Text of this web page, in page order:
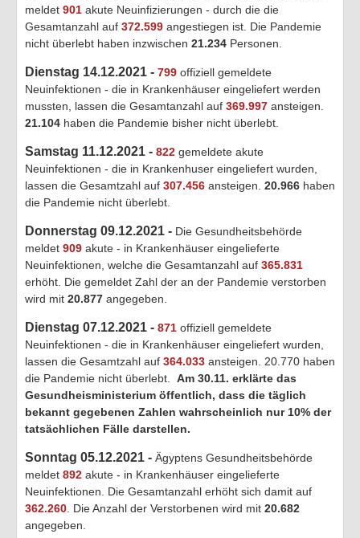
meldet 901 akute Neuinfizierungen - durch die die
Gesamtanzahl auf 372.599 angestiegen ist. Die Pandemie
nicht überlebt haben inzwischen 21.234 Personen.
Dienstag 14.12.2021 - 799 offiziell gemeldete
Neuinfektionen - die in Krankenhäuser eingeliefert werden
mussten, lassen die Gesamtanzahl auf 369.997 ansteigen.
21.104 haben die Pandemie bisher nicht überlebt.
Samstag 11.12.2021 - 822 gemeldete akute
Neuinfektionen - die in Krankenhuser eingeliefert wurden,
lassen die Gesamtzahl auf 307.456 ansteigen. 20.966 haben
die Pandemie nicht überlebt.
Donnerstag 09.12.2021 - Die Gesundheitsbehörde
meldet 909 akute - in Krankenhäuser eingelieferte
Neuinfektionen, welche die Gesamtanzahl auf 365.831
erhöht. Die gemeldet Zahl der an der Pandemie verstorben
wird mit 20.877 angegeben.
Dienstag 07.12.2021 - 871 offiziell gemeldete
Neuinfektionen - die in Krankenhäuser eingeliefert wurden,
lassen die Gesamtzahl auf 364.033 ansteigen. 20.770 haben
die Pandemie nicht überlebt. Am 30.11. erklärte das
Gesundheisministerium öffentlich, dass die täglich
bekannt gegebenen Zahlen wahrscheinlich nur 10% der
tatsächlichen Fälle darstellen.
Sonntag 05.12.2021 - Ägyptens Gesundheitsbehörde
meldet 892 akute - in Krankenhäuser eingelieferte
Neuinfektionen. Die Gesamtanzahl erhöht sich damit auf
362.260 . Die Anzahl der Verstorbenen wird mit 20.682
angegeben.